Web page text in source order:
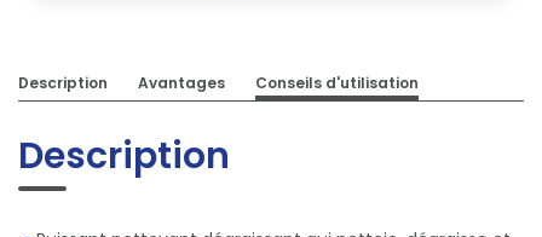
Description Avantages Conseils d'utilisation
Description